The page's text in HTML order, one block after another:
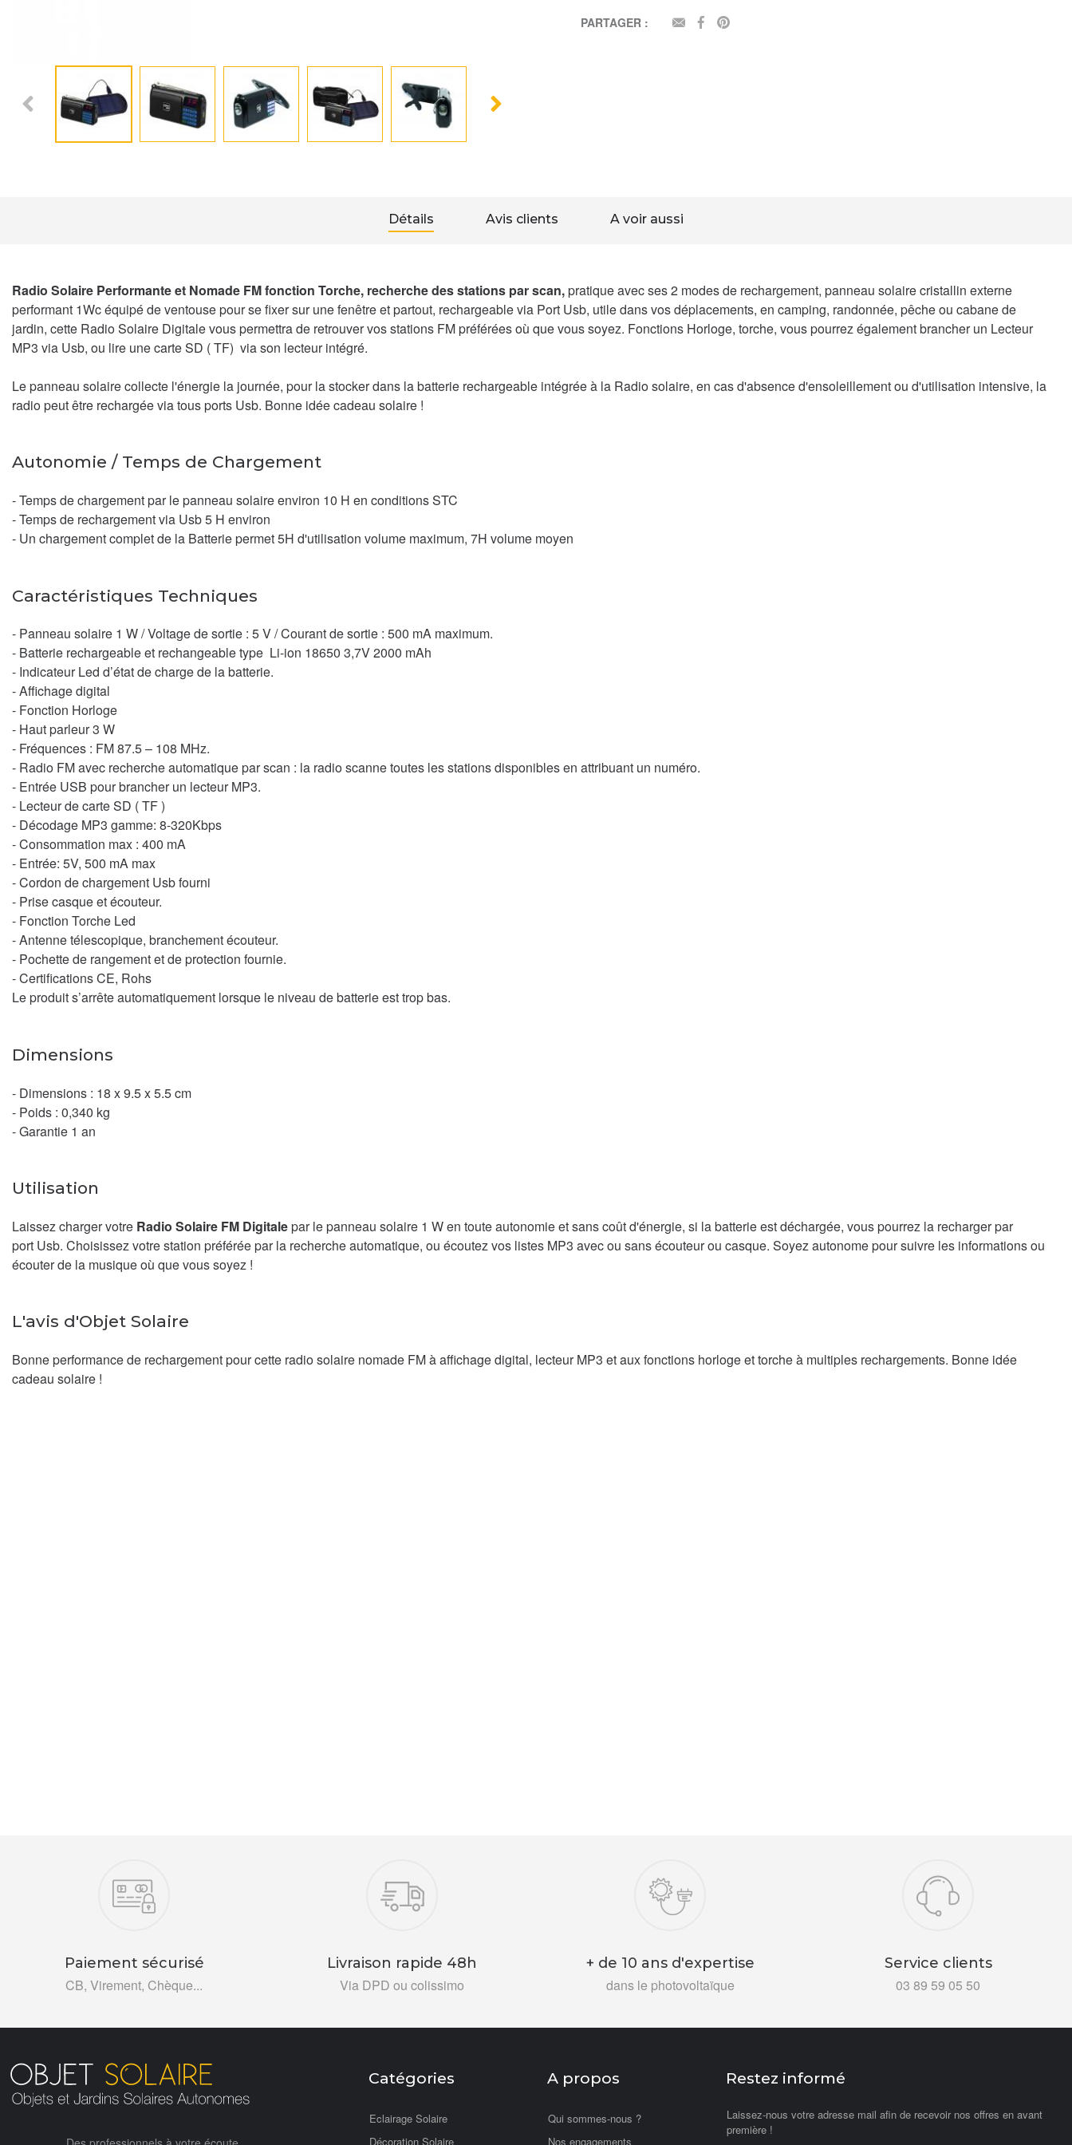
PARTAGER : EMAILFACEBOOK
Détails Avis clients A voir aussi
Radio Solaire Performante et Nomade FM fonction Torche, recherche des stations par scan,pratique avec ses 2 modes de rechargement, panneau solaire cristallin externe
performant 1Wc équipé de ventouse pour se fixer sur une fenêtre et partout, rechargeable via Port Usb, utile dans vos déplacements, en camping, randonnée, pêche ou cabane de
jardin, cette Radio Solaire Digitale vous permettra de retrouver vos stations FM préférées où que vous soyez. Fonctions Horloge, torche, vous pourrez également brancher un Lecteur
MP3 via Usb, ou lire une carte SD ( TF) via son lecteur intégré.
Le panneau solaire collecte l'énergie la journée, pour la stocker dans la batterie rechargeable intégrée à la Radio solaire, en cas d'absence d'ensoleillement ou d'utilisation intensive, la
radio peut être rechargée via tous ports Usb. Bonne idée cadeau solaire !
Autonomie / Temps de Chargement
- Temps de chargement par le panneau solaire environ 10 H en conditions STC
- Temps de rechargement via Usb 5 H environ
- Un chargement complet de la Batterie permet 5H d'utilisation volume maximum, 7H volume moyen
Caractéristiques Techniques
- Panneau solaire 1 W / Voltage de sortie : 5 V / Courant de sortie : 500 mA maximum.
- Batterie rechargeable et rechangeable type Li-ion 18650 3,7V 2000 mAh
- Indicateur Led d’état de charge de la batterie.
- Affichage digital
- Fonction Horloge
- Haut parleur 3 W
- Fréquences : FM 87.5 – 108 MHz.
- Radio FM avec recherche automatique par scan : la radio scanne toutes les stations disponibles en attribuant un numéro.
- Entrée USB pour brancher un lecteur MP3.
- Lecteur de carte SD ( TF )
- Décodage MP3 gamme: 8-320Kbps
- Consommation max : 400 mA
- Entrée: 5V, 500 mA max
- Cordon de chargement Usb fourni
- Prise casque et écouteur.
- Fonction Torche Led
- Antenne télescopique, branchement écouteur.
- Pochette de rangement et de protection fournie.
- Certifications CE, Rohs
Le produit s’arrête automatiquement lorsque le niveau de batterie est trop bas.
Dimensions
- Dimensions : 18 x 9.5 x 5.5 cm
- Poids : 0,340 kg
​- Garantie 1 an
Utilisation
Laissez charger votre Radio Solaire FM Digitalepar le panneau solaire 1 W en toute autonomie et sans coût d'énergie, si la batterie est déchargée, vous pourrez la recharger par
port Usb. Choisissez votre station préférée par la recherche automatique, ou écoutez vos listes MP3 avec ou sans écouteur ou casque. Soyez autonome pour suivre les informations ou
écouter de la musique où que vous soyez !
L'avis d'Objet Solaire
Bonne performance de rechargement pour cette radio solaire nomade FM à affichage digital, lecteur MP3 et aux fonctions horloge et torche à multiples rechargements. Bonne idée
cadeau solaire !
Paiement sécurisé
CB, Virement, Chèque...
Livraison rapide 48h
Via DPD ou colissimo
+ de 10 ans d'expertise
dans le photovoltaïque
Service clients
03 89 59 05 50
Catégories
Eclairage Solaire
Décoration Solaire
A propos
Qui sommes-nous ?
Nos engagements
Restez informé
Laissez-nous votre adresse mail afin de recevoir nos offres en avant
première !